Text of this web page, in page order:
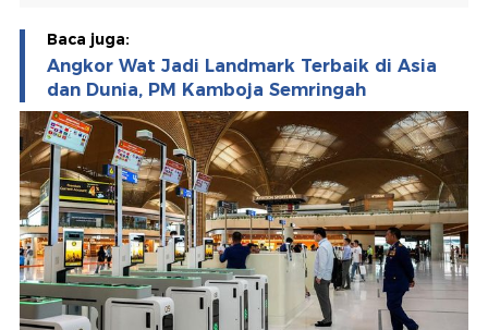
Baca juga:
Angkor Wat Jadi Landmark Terbaik di Asia
dan Dunia, PM Kamboja Semringah